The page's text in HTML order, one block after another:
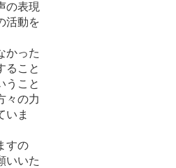
の表現
活動を
かった
ること
うこと
々の力
いま
すの
いいた